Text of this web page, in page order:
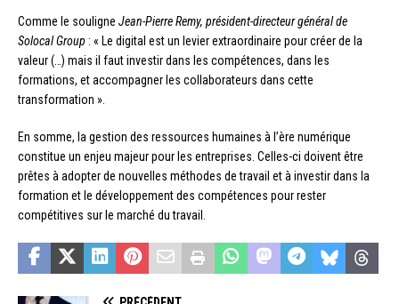
Comme le souligne Jean-Pierre Remy, président-directeur général de
Solocal Group : « Le digital est un levier extraordinaire pour créer de la
valeur (…) mais il faut investir dans les compétences, dans les
formations, et accompagner les collaborateurs dans cette
transformation ».
En somme, la gestion des ressources humaines à l’ère numérique
constitue un enjeu majeur pour les entreprises. Celles-ci doivent être
prêtes à adopter de nouvelles méthodes de travail et à investir dans la
formation et le développement des compétences pour rester
compétitives sur le marché du travail.